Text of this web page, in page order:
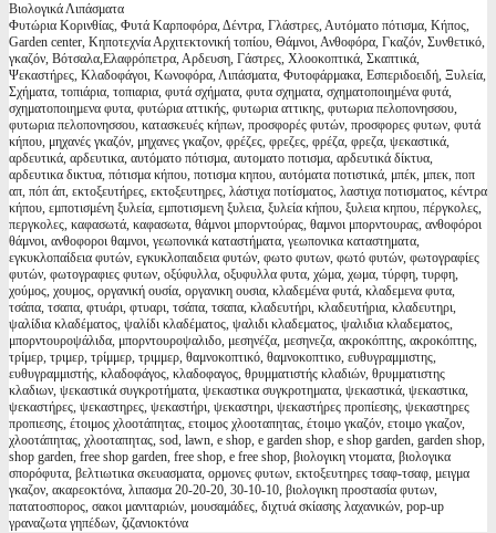
Βιολογικά Λιπάσματα
Φυτώρια Κορινθίας, Φυτά Καρποφόρα, Δέντρα, Γλάστρες, Αυτόματο πότισμα, Κήπος,
Garden center, Κηποτεχνία Αρχιτεκτονική τοπίου, Θάμνοι, Ανθοφόρα, Γκαζόν, Συνθετικό,
γκαζόν, Βότσαλα,Ελαφρόπετρα, Αρδευση, Γάστρες, Χλοοκοπτικά, Σκαπτικά,
Ψεκαστήρες, Κλαδοφάγοι, Κωνοφόρα, Λιπάσματα, Φυτοφάρμακα, Εσπεριδοειδή, Ξυλεία,
Σχήματα, τοπιάρια, τοπιαρια, φυτά σχήματα, φυτα σχηματα, σχηματοποιημένα φυτά,
σχηματοποιημενα φυτα, φυτώρια αττικής, φυτωρια αττικης, φυτωρια πελοπονησσου,
φυτωρια πελοπονησσου, κατασκευές κήπων, προσφορές φυτών, προσφορες φυτων, φυτά
κήπου, μηχανές γκαζόν, μηχανες γκαζον, φρέζες, φρεζες, φρέζα, φρεζα, ψεκαστικά,
αρδευτικά, αρδευτικα, αυτόματο πότισμα, αυτοματο ποτισμα, αρδευτικά δίκτυα,
αρδευτικα δικτυα, πότισμα κήπου, ποτισμα κηπου, αυτόματα ποτιστικά, μπέκ, μπεκ, ποπ
απ, πόπ άπ, εκτοξευτήρες, εκτοξευτηρες, λάστιχα ποτίσματος, λαστιχα ποτισματος, κέντρα
κήπου, εμποτισμένη ξυλεία, εμποτισμενη ξυλεια, ξυλεία κήπου, ξυλεια κηπου, πέργκολες,
περγκολες, καφασωτά, καφασωτα, θάμνοι μπορντούρας, θαμνοι μπορντουρας, ανθοφόροι
θάμνοι, ανθοφοροι θαμνοι, γεωπονικά καταστήματα, γεωπονικα καταστηματα,
εγκυκλοπαίδεια φυτών, εγκυκλοπαιδεια φυτών, φωτο φυτων, φωτό φυτών, φωτογραφίες
φυτών, φωτογραφιες φυτων, οξύφυλλα, οξυφυλλα φυτα, χώμα, χωμα, τύρφη, τυρφη,
χούμος, χουμος, οργανική ουσία, οργανικη ουσια, κλαδεμένα φυτά, κλαδεμενα φυτα,
τσάπα, τσαπα, φτυάρι, φτυαρι, τσάπα, τσαπα, κλαδευτήρι, κλαδευτήρια, κλαδευτηρι,
ψαλίδια κλαδέματος, ψαλίδι κλαδέματος, ψαλιδι κλαδεματος, ψαλιδια κλαδεματος,
μπορντουροψάλιδα, μπορντουροψαλιδο, μεσηνέζα, μεσηνεζα, ακροκόπτης, ακροκόπτης,
τρίμερ, τριμερ, τρίμμερ, τριμμερ, θαμνοκοπτικό, θαμνοκοπτικο, ευθυγραμμιστης,
ευθυγραμμιστής, κλαδοφάγος, κλαδοφαγος, θρυμματιστής κλαδιών, θρυμματιστης
κλαδιων, ψεκαστικά συγκροτήματα, ψεκαστικα συγκροτηματα, ψεκαστικά, ψεκαστικα,
ψεκαστήρες, ψεκαστηρες, ψεκαστήρι, ψεκαστηρι, ψεκαστήρες προπίεσης, ψεκαστηρες
προπιεσης, έτοιμος χλοοτάπητας, ετοιμος χλοοταπητας, έτοιμο γκαζόν, ετοιμο γκαζον,
χλοοτάπητας, χλοοταπητας, sod, lawn, e shop, e garden shop, e shop garden, garden shop,
shop garden, free shop garden, free shop, e free shop, βιολογικη ντοματα, βιολογικα
σπορόφυτα, βελτιωτικα σκευασματα, ορμονες φυτων, εκτοξευτηρες τσαφ-τσαφ, μειγμα
γκαζον, ακαρεοκτόνα, λιπασμα 20-20-20, 30-10-10, βιολογικη προστασία φυτων,
πατατοσπορος, σακοι μανιταριών, μουσαμάδες, διχτυά σκίασης λαχανικών, pop-up
γραναζωτα γηπέδων, ζιζανιοκτόνα